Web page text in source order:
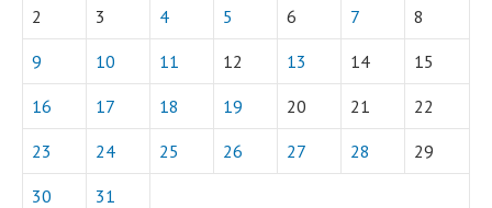
2 3 4 5 6 7 8
9 10 11 12 13 14 15
16 17 18 19 20 21 22
23 24 25 26 27 28 29
30 31